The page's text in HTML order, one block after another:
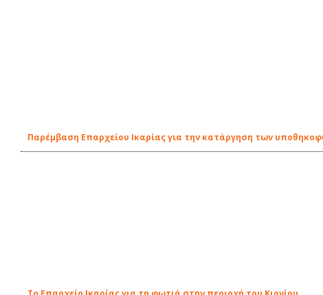
Παρέμβαση Επαρχείου Ικαρίας για την κατάργηση των